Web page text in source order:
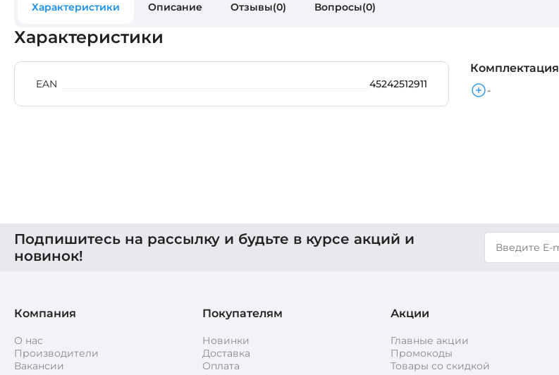
Характеристики Описание Отзывы(0) Вопросы(0)
Характеристики
EAN 45242512911
Комплектация
-
Подпишитесь на рассылку и будьте в курсе акций и
новинок!
Компания
О нас
Производители
Вакансии
Покупателям
Новинки
Доставка
Оплата
Акции
Главные акции
Промокоды
Товары со скидкой